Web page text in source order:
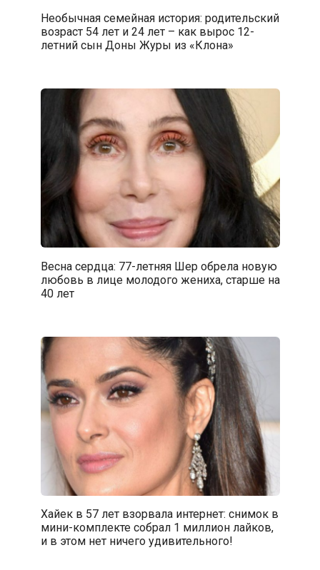
Необычная семейная история: родительский
возраст 54 лет и 24 лет – как вырос 12-
летний сын Доны Журы из «Клона»
Весна сердца: 77-летняя Шер обрела новую
любовь в лице молодого жениха, старше на
40 лет
Хайек в 57 лет взорвала интернет: снимок в
мини-комплекте собрал 1 миллион лайков,
и в этом нет ничего удивительного!